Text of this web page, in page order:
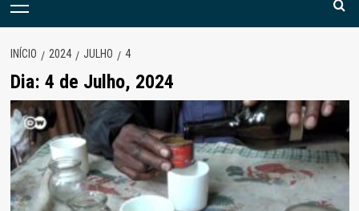
Menu
INÍCIO 2024 JULHO 4
Dia: 4 de Julho, 2024